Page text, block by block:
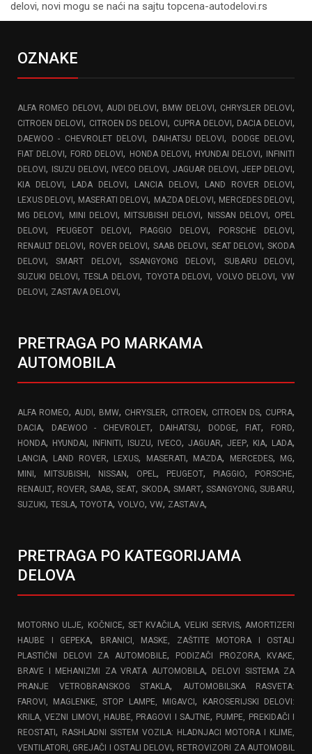
delovi, novi mogu se naći na sajtu topcena-autodelovi.rs
OZNAKE
ALFA ROMEO DELOVI , AUDI DELOVI , BMW DELOVI , CHRYSLER DELOVI ,
CITROEN DELOVI , CITROEN DS DELOVI , CUPRA DELOVI , DACIA DELOVI ,
DAEWOO - CHEVROLET DELOVI, DAIHATSU DELOVI, DODGE DELOVI,
FIAT DELOVI, FORD DELOVI, HONDA DELOVI , HYUNDAI DELOVI ,
INFINITI
DELOVI , ISUZU DELOVI , IVECO DELOVI , JAGUAR DELOVI ,JEEP DELOVI ,
KIA DELOVI , LADA DELOVI , LANCIA DELOVI , LAND ROVER DELOVI ,
LEXUS DELOVI, MASERATI DELOVI, MAZDA DELOVI , MERCEDES DELOVI,
MG DELOVI, MINI DELOVI , MITSUBISHI DELOVI, NISSAN DELOVI , OPEL
DELOVI , PEUGEOT DELOVI , PIAGGIO DELOVI , PORSCHE DELOVI ,
RENAULT DELOVI , ROVER DELOVI, SAAB DELOVI , SEAT DELOVI, SKODA
DELOVI ,SMART DELOVI ,SSANGYONG DELOVI, SUBARU DELOVI,
SUZUKI DELOVI ,TESLA DELOVI , TOYOTA DELOVI, VOLVO DELOVI, VW
DELOVI , ZASTAVA DELOVI ,
PRETRAGA PO MARKAMA
AUTOMOBILA
ALFA ROMEO, AUDI , BMW, CHRYSLER, CITROEN, CITROEN DS, CUPRA,
DACIA, DAEWOO - CHEVROLET, DAIHATSU, DODGE, FIAT, FORD,
HONDA, HYUNDAI , INFINITI , ISUZU, IVECO, JAGUAR, JEEP, KIA, LADA,
LANCIA, LAND ROVER, LEXUS, MASERATI , MAZDA, MERCEDES, MG,
MINI , MITSUBISHI , NISSAN, OPEL, PEUGEOT, PIAGGIO, PORSCHE,
RENAULT, ROVER,SAAB,SEAT, SKODA, SMART, SSANGYONG,SUBARU,
SUZUKI , TESLA, TOYOTA, VOLVO, VW, ZASTAVA,
PRETRAGA PO KATEGORIJAMA
DELOVA
MOTORNO ULJE, KOČNICE, SET KVAČILA,VELIKI SERVIS,AMORTIZERI
HAUBE I GEPEKA,
BRANICI, MASKE, ZAŠTITE MOTORA I OSTALI
PLASTIČNI DELOVI ZA AUTOMOBILE,
PODIZAČI PROZORA, KVAKE,
BRAVE I MEHANIZMI ZA VRATA AUTOMOBILA,
DELOVI SISTEMA ZA
PRANJE VETROBRANSKOG STAKLA,
AUTOMOBILSKA RASVETA:
FAROVI, MAGLENKE, STOP LAMPE, MIGAVCI ,
KAROSERIJSKI DELOVI:
KRILA, VEZNI LIMOVI, HAUBE, PRAGOVI I SAJTNE, PUMPE, PREKIDAČI I
REOSTATI ,
RASHLADNI SISTEM VOZILA: HLADNJACI MOTORA I KLIME,
VENTILATORI, GREJAČI I OSTALI DELOVI, RETROVIZORI ZA AUTOMOBIL